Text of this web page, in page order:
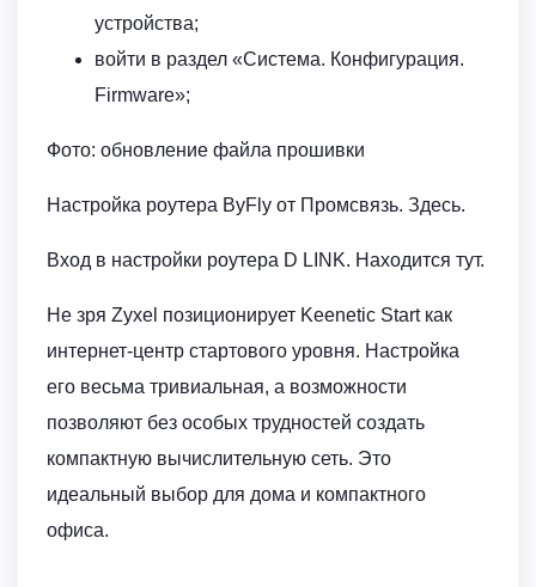
устройства;
войти в раздел «Система. Конфигурация.
Firmware»;
Фото: обновление файла прошивки
Настройка роутера ByFly от Промсвязь. Здесь.
Вход в настройки роутера D LINK. Находится тут.
Не зря Zyxel позиционирует Keenetic Start как
интернет-центр стартового уровня. Настройка
его весьма тривиальная, а возможности
позволяют без особых трудностей создать
компактную вычислительную сеть. Это
идеальный выбор для дома и компактного
офиса.